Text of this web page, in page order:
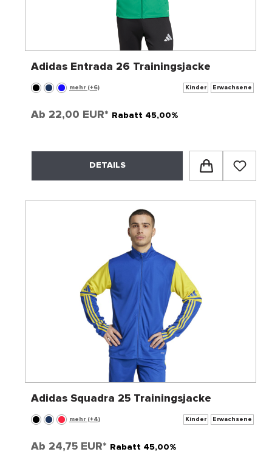
Adidas Entrada 26 Trainingsjacke
mehr (+6) Kinder Erwachsene
Ab 22,00 EUR* Rabatt 45,00%
DETAILS
Adidas Squadra 25 Trainingsjacke
mehr (+4) Kinder Erwachsene
Ab 24,75 EUR* Rabatt 45,00%